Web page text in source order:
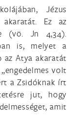
Jézus
Ez az
(vö. Jn 4,34).
is, melyet a
az Atya akaratát
volt
a Zsidóknak írt
jut, hogy
amit